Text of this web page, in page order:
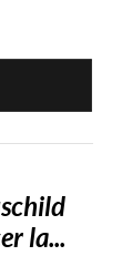
la...